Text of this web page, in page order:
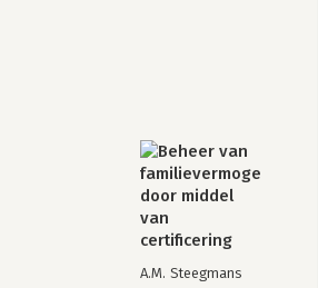
A.M. Steegmans